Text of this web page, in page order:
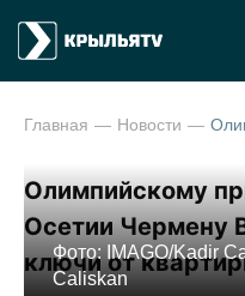
Главная Новости
Олимпийскому
Осетии Чермену
ключи от
Фото: IMAGO/Kadir
Caliskan